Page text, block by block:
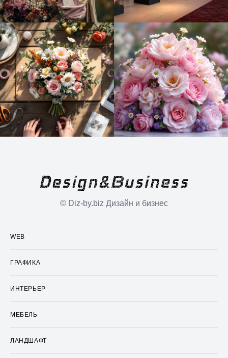
© Diz-by.biz Дизайн и бизнес
WEB
ГРАФИКА
ИНТЕРЬЕР
МЕБЕЛЬ
ЛАНДШАФТ